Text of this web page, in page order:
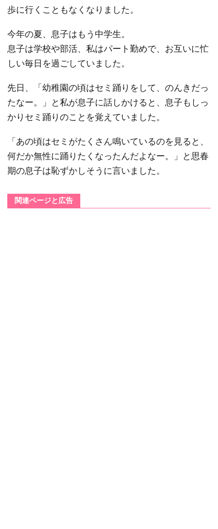
歩に行くこともなくなりました。
今年の夏、息子はもう中学生。
息子は学校や部活、私はパート勤めで、お互いに忙
しい毎日を過ごしていました。
先日、「幼稚園の頃はセミ踊りをして、のんきだっ
たなー。」と私が息子に話しかけると、息子もしっ
かりセミ踊りのことを覚えていました。
「あの頃はセミがたくさん鳴いているのを見ると、
何だか無性に踊りたくなったんだよなー。」と思春
期の息子は恥ずかしそうに言いました。
関連ページと広告